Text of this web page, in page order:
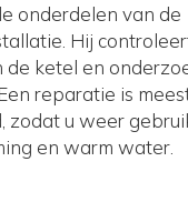
onderdelen van de
Hij
de ketel en
reparatie is
zodat u weer
en warm water.